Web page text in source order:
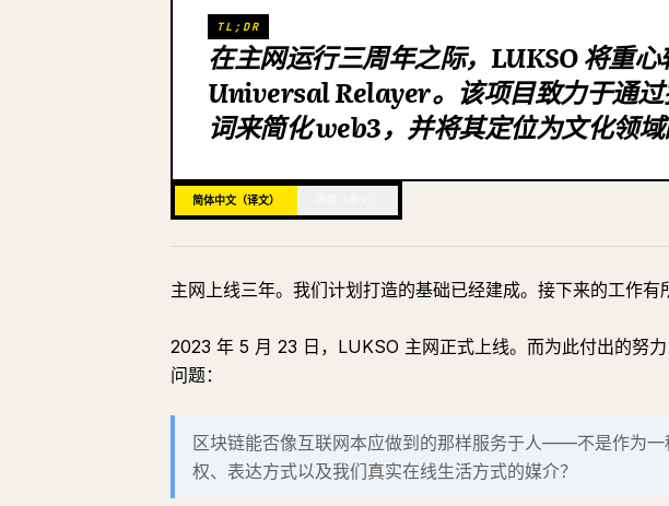
TL;DR
在主网运行三周年之际，LUKSO 将重
Universal Relayer。该项目致力于通过
词来简化 web3，并将其定位为文化领域
简体中文（译文）
主网上线三年。我们计划打造的基础已经建成。接下来的工作
2023 年 5 月 23 日，LUKSO 主网正式上线。而为此付出的努
问题：
区块链能否像互联网本应做到的那样服务于人——不是作为
权、表达方式以及我们真实在线生活方式的媒介？